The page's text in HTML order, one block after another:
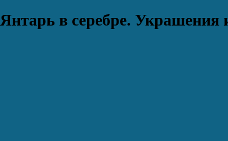
Янтарь в серебре. Украшения